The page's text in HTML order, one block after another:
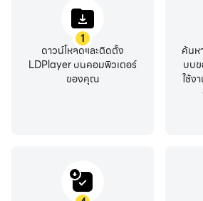
1
ดาวน์โหลดและติดตั้ง
LDPlayer บนคอมพิวเตอร์
ของคุณ
ค้นห
บบข
ใช้ง